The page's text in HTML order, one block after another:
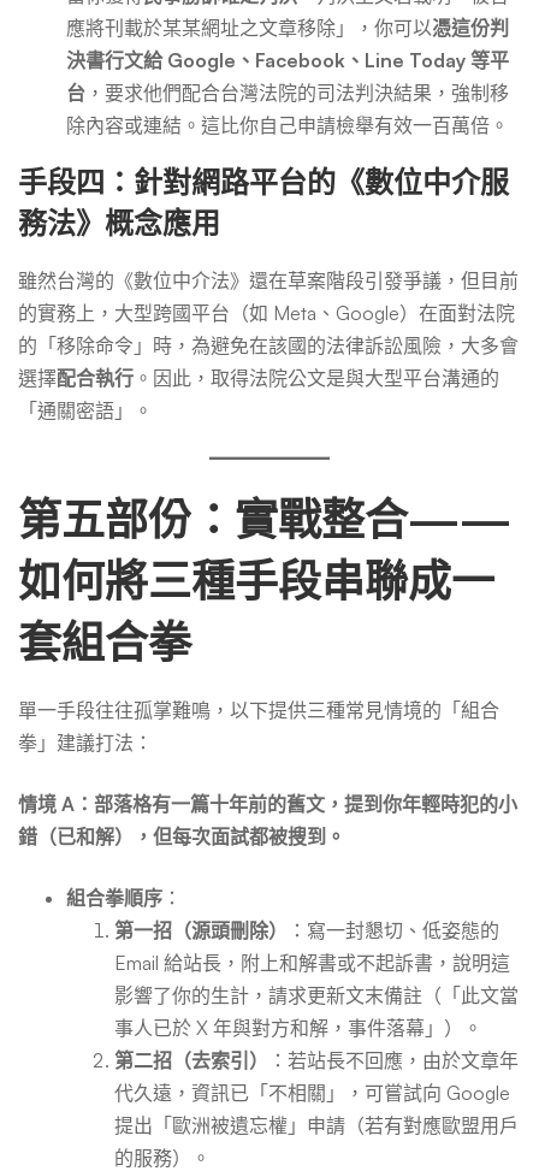
應將刊載於某某網址之文章移除」，你可以憑這份判
決書行文給 Google、Facebook、Line Today 等平
台 ，要求他們配合台灣法院的司法判決結果，強制移
除內容或連結。這比你自己申請檢舉有效一百萬倍。
手段四：針對網路平台的《數位中介服
務法》概念應用
雖然台灣的《數位中介法》還在草案階段引發爭議，但目前
的實務上，大型跨國平台（如 Meta、Google）在面對法院
的「移除命令」時，為避免在該國的法律訴訟風險，大多會
選擇配合執行 。因此，取得法院公文是與大型平台溝通的
「通關密語」。
第五部份：實戰整合——
如何將三種手段串聯成一
套組合拳
單一手段往往孤掌難鳴，以下提供三種常見情境的「組合
拳」建議打法：
情境 A：部落格有一篇十年前的舊文，提到你年輕時犯的小
錯（已和解），但每次面試都被搜到。
組合拳順序 ：
第一招（源頭刪除）
：寫一封懇切、低姿態的
Email 給站長，附上和解書或不起訴書，說明這
影響了你的生計，請求更新文末備註（「此文當
事人已於 X 年與對方和解，事件落幕」）。
第二招（去索引）
：若站長不回應，由於文章年
代久遠，資訊已「不相關」，可嘗試向 Google
提出「歐洲被遺忘權」申請（若有對應歐盟用戶
的服務）。